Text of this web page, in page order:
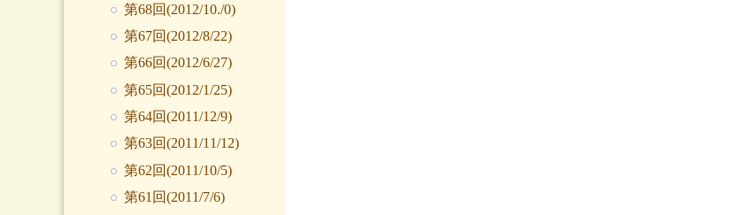
第68回(2012/10./0)
第67回(2012/8/22)
第66回(2012/6/27)
第65回(2012/1/25)
第64回(2011/12/9)
第63回(2011/11/12)
第62回(2011/10/5)
第61回(2011/7/6)